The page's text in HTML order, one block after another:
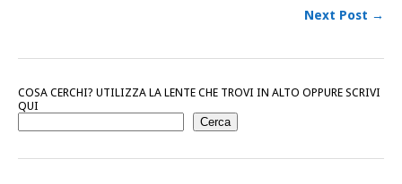
Next Post →
COSA CERCHI? UTILIZZA LA LENTE CHE TROVI IN ALTO OPPURE SCRIVI
QUI
Cerca